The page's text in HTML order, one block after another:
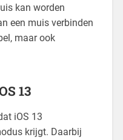
kan worden
een muis verbinden
maar ook
13
iOS 13
krijgt. Daarbij